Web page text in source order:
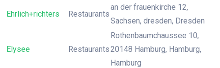
Ehrlich+richters Restaurants
an der frauenkirche 12,
Sachsen, dresden, Dresden
Elysee Restaurants
Rothenbaumchaussee 10,
20148 Hamburg, Hamburg,
Hamburg